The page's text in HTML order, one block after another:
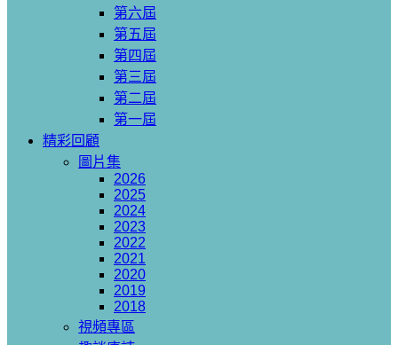
第六屆
第五屆
第四屆
第三屆
第二屆
第一屆
精彩回顧
圖片集
2026
2025
2024
2023
2022
2021
2020
2019
2018
視頻專區